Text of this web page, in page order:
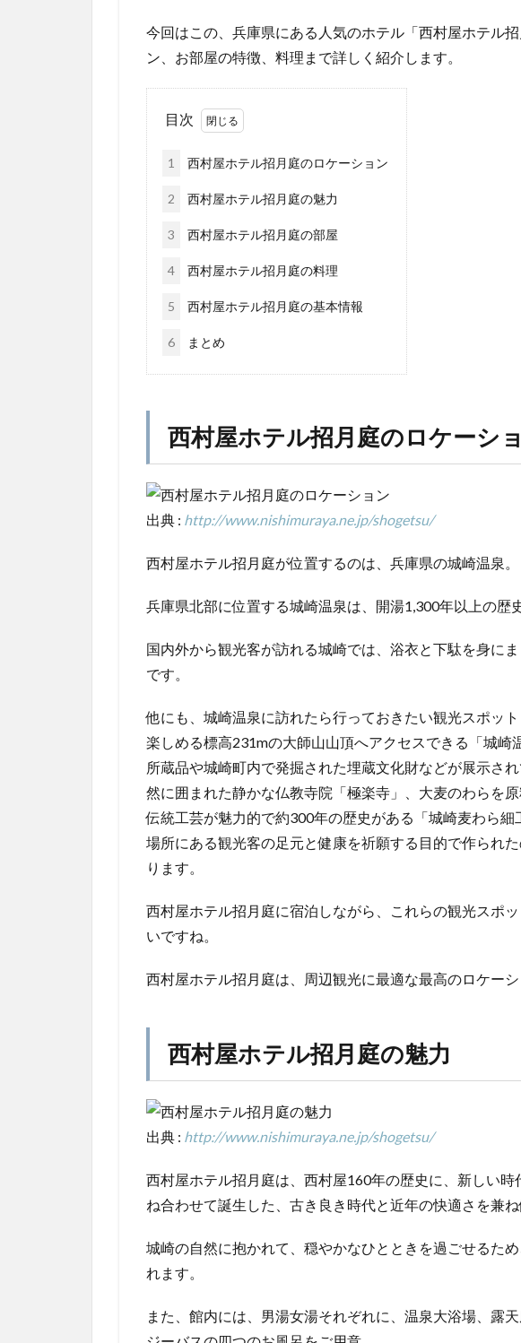
今回はこの、兵庫県にある人気のホテル「西村屋ホテル
ン、お部屋の特徴、料理まで詳しく紹介します。
目次
1 西村屋ホテル招月庭のロケーション
2 西村屋ホテル招月庭の魅力
3 西村屋ホテル招月庭の部屋
4 西村屋ホテル招月庭の料理
5 西村屋ホテル招月庭の基本情報
6 まとめ
西村屋ホテル招月庭のロケーシ
出典 : http://www.nishimuraya.ne.jp/shogetsu/
西村屋ホテル招月庭が位置するのは、兵庫県の城崎温泉。
兵庫県北部に位置する城崎温泉は、開湯1,300年以上の歴
国内外から観光客が訪れる城崎では、浴衣と下駄を身に
です。
他にも、城崎温泉に訪れたら行っておきたい観光スポッ
楽しめる標高231mの大師山山頂へアクセスできる「城崎
所蔵品や城崎町内で発掘された埋蔵文化財などが展示さ
然に囲まれた静かな仏教寺院「極楽寺」、大麦のわらを
伝統工芸が魅力的で約300年の歴史がある「城崎麦わら
場所にある観光客の足元と健康を祈願する目的で作られ
ります。
西村屋ホテル招月庭に宿泊しながら、これらの観光スポ
いですね。
西村屋ホテル招月庭は、周辺観光に最適な最高のロケーシ
西村屋ホテル招月庭の魅力
出典 : http://www.nishimuraya.ne.jp/shogetsu/
西村屋ホテル招月庭は、西村屋160年の歴史に、新しい
ね合わせて誕生した、古き良き時代と近年の快適さを兼ね
城崎の自然に抱かれて、穏やかなひとときを過ごせるた
れます。
また、館内には、男湯女湯それぞれに、温泉大浴場、露